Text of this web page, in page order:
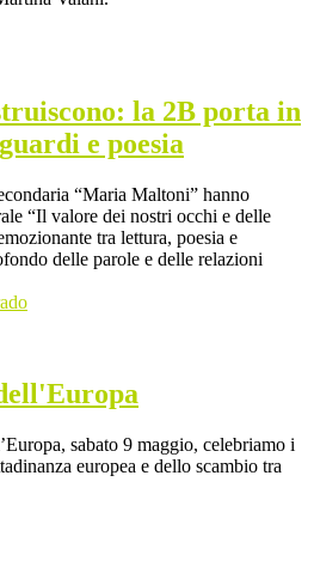
la 2B porta in
e poesia
“Maria Maltoni” hanno
“Il valore dei nostri occhi e delle
tra lettura, poesia e
delle parole e delle relazioni
sabato 9 maggio, celebriamo i
europea e dello scambio tra